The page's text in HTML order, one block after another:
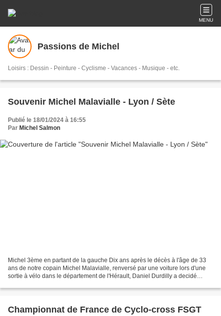
MENU
Passions de Michel
Loisirs : Dessin - Peinture - Cyclisme - Vacances - Musique - etc.
Souvenir Michel Malavialle - Lyon / Sète
Publié le 18/01/2024 à 16:55
Par Michel Salmon
Michel 3ème en partant de la gauche Dix ans après le décès à l'âge de 33
ans de notre copain Michel Malavialle, renversé par une voiture lors d'une
sortie à vélo dans le département de l'Hérault, Daniel Durdilly a decidé
Championnat de France de Cyclo-cross FSGT